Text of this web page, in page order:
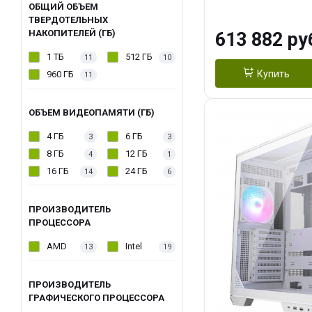
ОБЩИЙ ОБЪЕМ
ТВЕРДОТЕЛЬНЫХ
НАКОПИТЕЛЕЙ (ГБ)
1 ТБ 11 512 ГБ 10
960 ГБ 11
ОБЪЕМ ВИДЕОПАМЯТИ (ГБ)
4 ГБ 3 6 ГБ 3
8 ГБ 4 12 ГБ 1
16 ГБ 14 24 ГБ 6
ПРОИЗВОДИТЕЛЬ
ПРОЦЕССОРА
AMD 13 Intel 19
ПРОИЗВОДИТЕЛЬ
ГРАФИЧЕСКОГО ПРОЦЕССОРА
Turbo/ 960 ГБ
613 882
Купить